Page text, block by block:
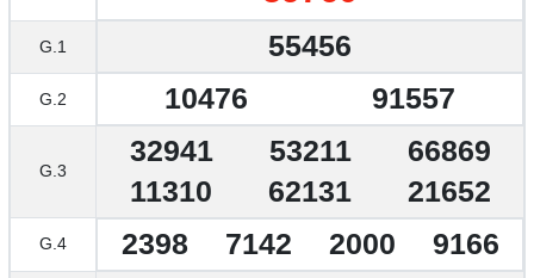
G.1 55456
G.2 10476 91557
G.3
32941 53211
66869
11310
62131 21652
G.4 2398 7142 2000 9166